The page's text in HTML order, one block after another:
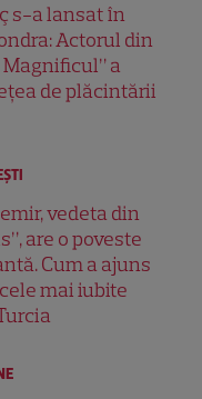
s-a lansat în
Actorul din
a
de plăcintării
vedeta din
are o poveste
Cum a ajuns
mai iubite